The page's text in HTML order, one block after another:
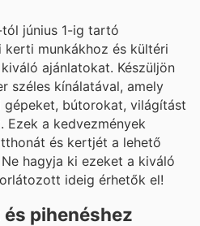
június 1-ig tartó
munkákhoz és kültéri
ajánlatokat. Készüljön
széles kínálatával, amely
bútorokat, világítást
Ezek a kedvezmények
és kertjét a lehető
hagyja ki ezeket a kiváló
ideig érhetők el!
pihenéshez